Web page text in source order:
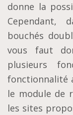
donne la
Cependant,
bouchés
vous faut
plusieurs
fonctionnalité
le module de
les sites